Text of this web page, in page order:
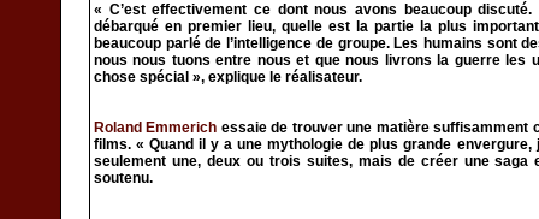
« C’est effectivement ce dont nous avons beaucoup
débarqué en premier lieu, quelle est la partie la plus
beaucoup parlé de l’intelligence de groupe. Les humains sont
nous nous tuons entre nous et que nous livrons la guerre les
chose spécial », explique le réalisateur.
Roland Emmerich essaie de trouver une matière suffisamment
films. « Quand il y a une mythologie de plus grande envergure,
seulement une, deux ou trois suites, mais de créer une saga
soutenu.